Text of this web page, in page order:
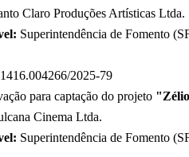
Claro Produções Artísticas Ltda.
Superintendência de Fomento
2025-79
para captação do projeto
Cinema Ltda.
Superintendência de Fomento